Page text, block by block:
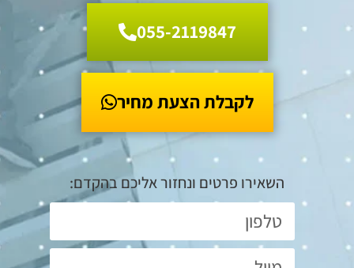
055-2119847
055-2119847
לקבלת הצעת מחיר
השאירו פרטים ונחזור אליכם בהקדם: